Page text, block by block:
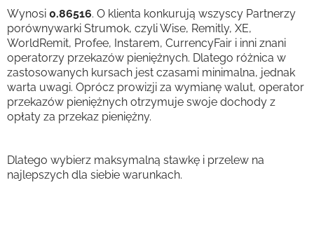
Wynosi 0.86516. O klienta konkurują wszyscy Partnerzy
porównywarki Strumok, czyli Wise, Remitly, XE,
WorldRemit, Profee, Instarem, CurrencyFair i inni znani
operatorzy przekazów pieniężnych. Dlatego różnica w
zastosowanych kursach jest czasami minimalna, jednak
warta uwagi. Oprócz prowizji za wymianę walut, operator
przekazów pieniężnych otrzymuje swoje dochody z
opłaty za przekaz pieniężny.
Dlatego wybierz maksymalną stawkę i przelew na
najlepszych dla siebie warunkach.